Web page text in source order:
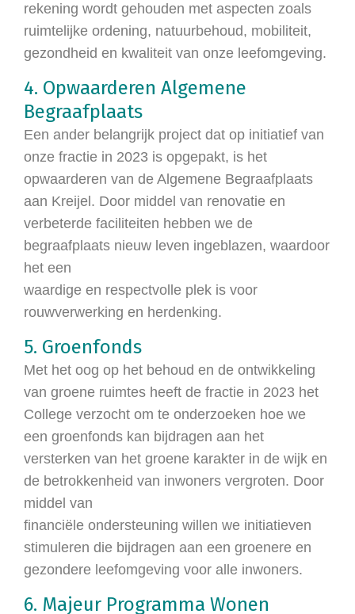
rekening wordt gehouden met aspecten zoals
ruimtelijke ordening, natuurbehoud, mobiliteit,
gezondheid en kwaliteit van onze leefomgeving.
4. Opwaarderen Algemene
Begraafplaats
Een ander belangrijk project dat op initiatief van
onze fractie in 2023 is opgepakt, is het
opwaarderen van de Algemene Begraafplaats
aan Kreijel. Door middel van renovatie en
verbeterde faciliteiten hebben we de
begraafplaats nieuw leven ingeblazen, waardoor
het een
waardige en respectvolle plek is voor
rouwverwerking en herdenking.
5. Groenfonds
Met het oog op het behoud en de ontwikkeling
van groene ruimtes heeft de fractie in 2023 het
College verzocht om te onderzoeken hoe we
een groenfonds kan bijdragen aan het
versterken van het groene karakter in de wijk en
de betrokkenheid van inwoners vergroten. Door
middel van
financiële ondersteuning willen we initiatieven
stimuleren die bijdragen aan een groenere en
gezondere leefomgeving voor alle inwoners.
6. Majeur Programma Wonen